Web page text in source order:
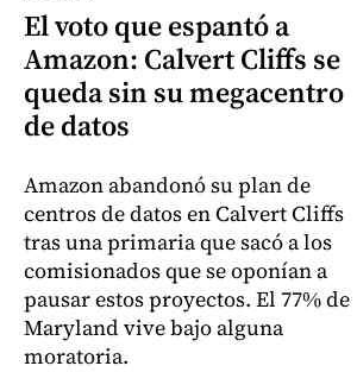
El voto que espantó a
Amazon: Calvert Cliffs se
queda sin su megacentro
de datos
Amazon abandonó su plan de
centros de datos en Calvert Cliffs
tras una primaria que sacó a los
comisionados que se oponían a
pausar estos proyectos. El 77% de
Maryland vive bajo alguna
moratoria.